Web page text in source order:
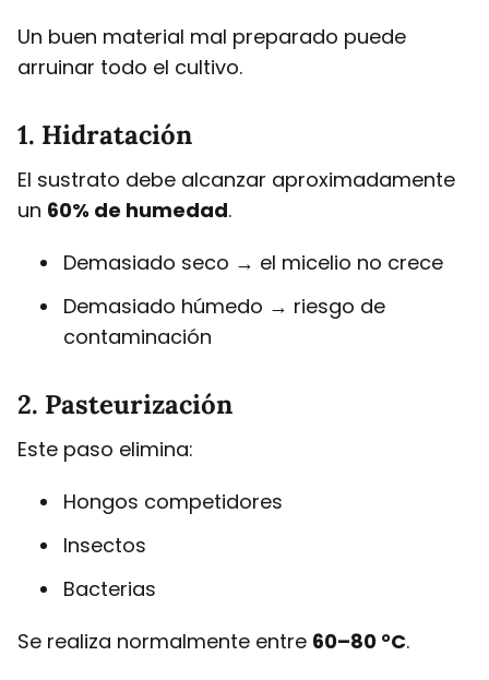
Un buen material mal preparado puede
arruinar todo el cultivo.
1. Hidratación
El sustrato debe alcanzar aproximadamente
un 60% de humedad.
Demasiado seco → el micelio no crece
Demasiado húmedo → riesgo de
contaminación
2. Pasteurización
Este paso elimina:
Hongos competidores
Insectos
Bacterias
Se realiza normalmente entre 60–80 °C.